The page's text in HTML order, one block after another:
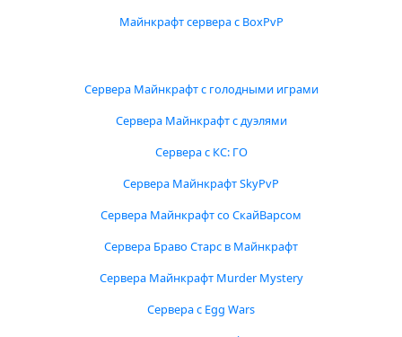
Майнкрафт сервера с BoxPvP
Сервера Майнкрафт с голодными играми
Сервера Майнкрафт с дуэлями
Сервера с КС: ГО
Сервера Майнкрафт SkyPvP
Сервера Майнкрафт со СкайВарсом
Сервера Браво Старс в Майнкрафт
Сервера Майнкрафт Murder Mystery
Сервера с Egg Wars